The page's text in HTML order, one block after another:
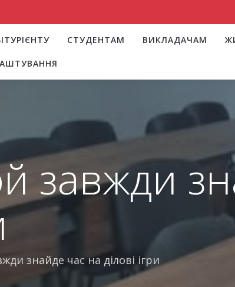
СТУДЕНТАМ ВИКЛАДАЧАМ
завжди
знайде час на ділові ігри